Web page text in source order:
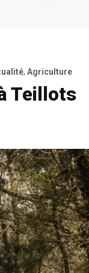
, Agriculture
Teillots